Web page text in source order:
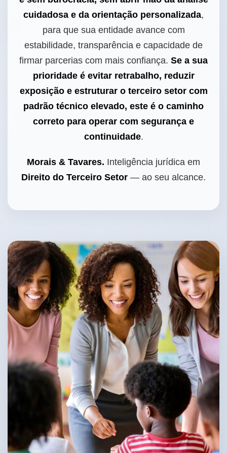
cuidadosa e da orientação personalizada,
para que sua entidade avance com
estabilidade, transparência e capacidade de
firmar parcerias com mais confiança. Se a sua
prioridade é evitar retrabalho, reduzir
exposição e estruturar o terceiro setor com
padrão técnico elevado, este é o caminho
correto para operar com segurança e
continuidade.
Morais & Tavares. Inteligência jurídica em
Direito do Terceiro Setor — ao seu alcance.